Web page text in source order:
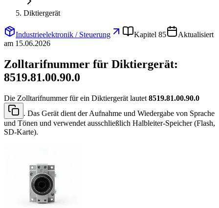
Diktiergerät
Industrieelektronik / Steuerung Kapitel 85
Aktualisiert
am 15.06.2026
Zolltarifnummer für Diktiergerät:
8519.81.00.90.0
Die Zolltarifnummer für ein Diktiergerät lautet 8519.81.00.90.0
. Das Gerät dient der Aufnahme und Wiedergabe von Sprache
und Tönen und verwendet ausschließlich Halbleiter-Speicher (Flash,
SD-Karte).